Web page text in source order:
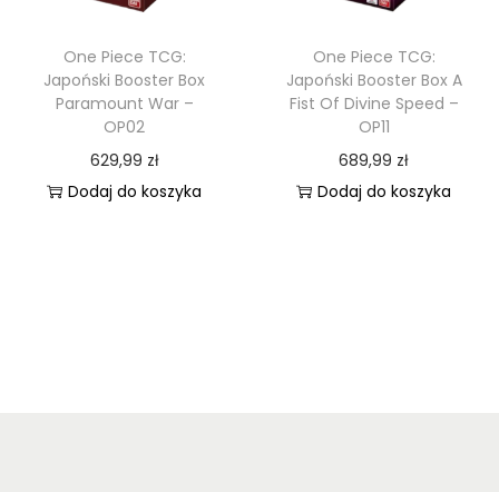
One Piece TCG:
Japoński Booster Box
Paramount War –
OP02
629,99 zł
Dodaj do koszyka
One Piece TCG:
Japoński Booster Box A
Fist Of Divine Speed –
OP11
689,99 zł
Dodaj do koszyka